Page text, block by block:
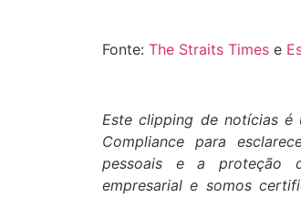
Fonte: The Straits Times e
Este clipping de notícias é
Compliance para
pessoais e a proteção
empresarial e somos